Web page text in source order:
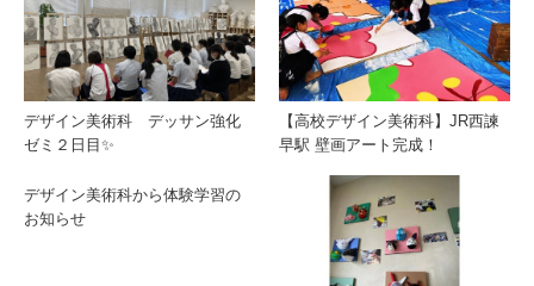
デザイン美術科 デッサン強化
ゼミ２日目✨
【高校デザイン美術科】JR西諫
早駅 壁画アート完成！
デザイン美術科から体験学習の
お知らせ